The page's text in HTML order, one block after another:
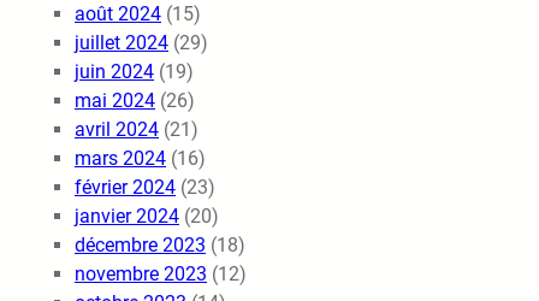
août 2024 (15)
juillet 2024 (29)
juin 2024 (19)
mai 2024 (26)
avril 2024 (21)
mars 2024 (16)
février 2024 (23)
janvier 2024 (20)
décembre 2023 (18)
novembre 2023 (12)